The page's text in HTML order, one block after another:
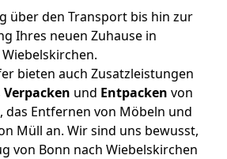
über den Transport bis hin zur
Ihres neuen Zuhause in
Wiebelskirchen.
bieten auch Zusatzleistungen
Verpacken und Entpacken von
, das Entfernen von Möbeln und
Müll an. Wir sind uns bewusst,
von Bonn nach Wiebelskirchen